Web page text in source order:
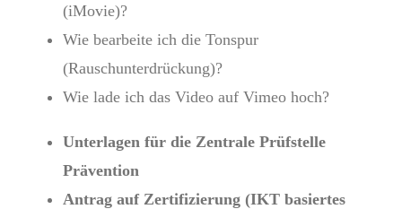
(iMovie)?
Wie bearbeite ich die Tonspur
(Rauschunterdrückung)?
Wie lade ich das Video auf Vimeo hoch?
Unterlagen für die Zentrale Prüfstelle
Prävention
Antrag auf Zertifizierung (IKT basiertes